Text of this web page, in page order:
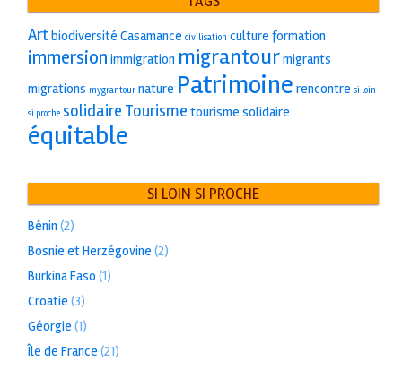
Artbiodiversité Casamance civilisation culture formation
immersion immigration migrantourmigrants
migrations mygrantour nature Patrimoine rencontre si loin
si proche solidaire Tourisme tourisme solidaire
équitable
SI LOIN SI PROCHE
Bénin(2)
Bosnie et Herzégovine (2)
Burkina Faso (1)
Croatie (3)
Géorgie (1)
Île de France (21)